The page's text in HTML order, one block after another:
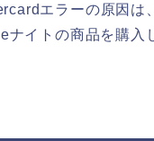
エラーの原因
ナイトの商品を購